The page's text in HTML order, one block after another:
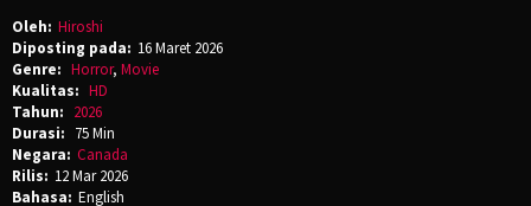
Oleh: Hiroshi
Diposting pada: 16 Maret 2026
Genre: Horror, Movie
Kualitas: HD
Tahun: 2026
Durasi: 75 Min
Negara: Canada
Rilis: 12 Mar 2026
Bahasa: English